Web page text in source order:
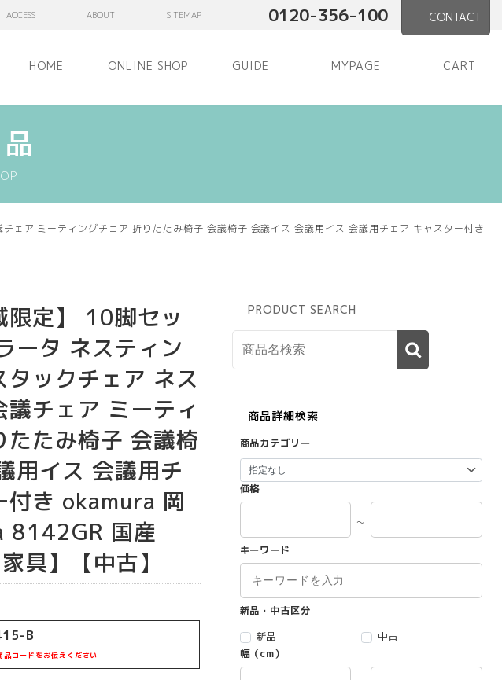
ACCESS ABOUT SITEMAP 0120-356-100 CONTACT
HOME ONLINE SHOP GUIDE MYPAGE CART
ェア ミーティングチェア 折りたたみ椅子 会議椅子 会議イス 会議用イス 会議用チェア キャスター付き
限定】 10脚セッ
ータ ネスティン
ックチェア ネス
チェア ミーティ
たたみ椅子 会議椅
用イス 会議用チ
付き okamura 岡
8142GR 国産
具】【中古】
B
コードをお伝えください
PRODUCT SEARCH
商品詳細検索
商品カテゴリー
価格
～
キーワード
新品・中古区分
新品
中古
幅（cm）